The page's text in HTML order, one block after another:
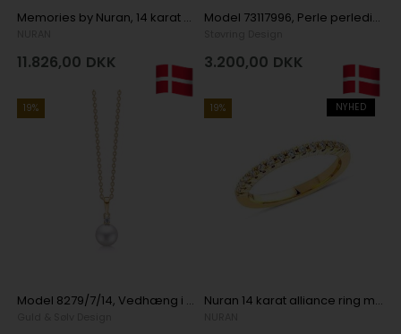
Memories by Nuran, 14 karat guld 2,5 mm ring med 9 x 0,03 ct brillanter, ialt 0,27 ct
11.826,00 DKK
Model 73117996, Perle perledia. 7 mm i 14 kt guld
3.200,00 DKK
19%
Model 8279/7/14, Vedhæng i 14 karat guld med perle og brilliant fra Guld & Sølv Design Ø. 8 mm, kæde 45 cm i 14 karat guld
NYHED
19%
Nuran 14 karat alliance ring med 0,24 carat brillant